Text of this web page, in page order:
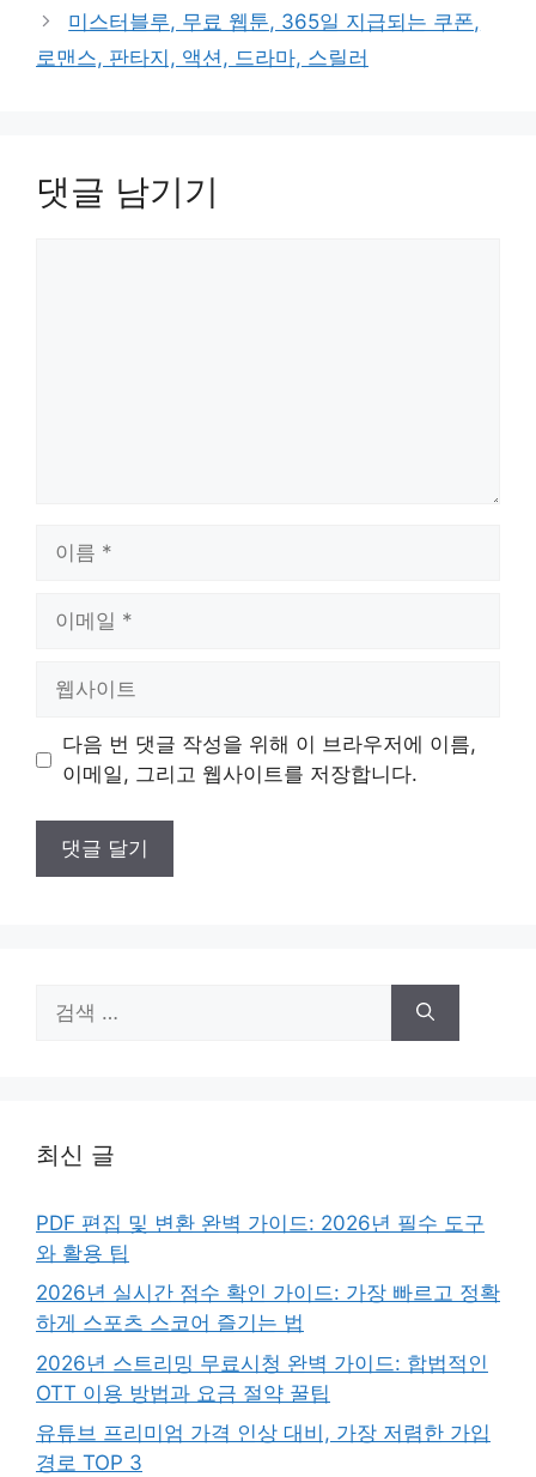
미스터블루, 무료 웹툰, 365일 지급되는 쿠폰,
로맨스, 판타지, 액션, 드라마, 스릴러
댓글 남기기
트
다음 번 댓글 작성을 위해 이 브라우저에 이름,
이메일, 그리고 웹사이트를 저장합니다.
색:
최신 글
PDF 편집 및 변환 완벽 가이드: 2026년 필수 도구
와 활용 팁
2026년 실시간 점수 확인 가이드: 가장 빠르고 정확
하게 스포츠 스코어 즐기는 법
2026년 스트리밍 무료시청 완벽 가이드: 합법적인
OTT 이용 방법과 요금 절약 꿀팁
유튜브 프리미엄 가격 인상 대비, 가장 저렴한 가입
경로 TOP 3